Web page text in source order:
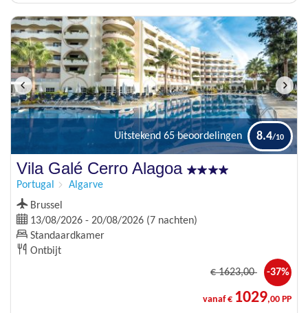
Uitstekend 65 beoordelingen 8.4
Vila Galé Cerro Alagoa
Portugal
Algarve
Brussel
13/08/2026 - 20/08/2026 (7 nachten)
Standaardkamer
Ontbijt
€1623,00 -37%
vanaf € 1029,00 PP